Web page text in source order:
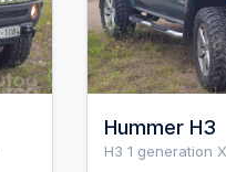
Hummer H3
H3 1 generation